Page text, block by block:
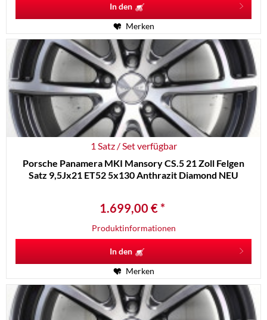
In den
Merken
1 Satz / Set verfügbar
Porsche Panamera MKI Mansory CS.5 21 Zoll Felgen
Satz 9,5Jx21 ET52 5x130 Anthrazit Diamond NEU
1.699,00 € *
Produktinformationen
In den
Merken